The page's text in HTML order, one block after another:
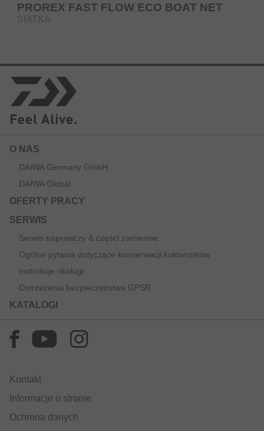
PROREX FAST FLOW ECO BOAT NET
SIATKA
O NAS
DAIWA Germany GmbH
DAIWA Global
OFERTY PRACY
SERWIS
Serwis naprawczy & części zamienne
Ogólne pytania dotyczące konserwacji kołowrotków
Instrukcje obsługi
Ostrzeżenia bezpieczeństwa GPSR
KATALOGI
Kontakt
Informacje o stronie
Ochrona danych